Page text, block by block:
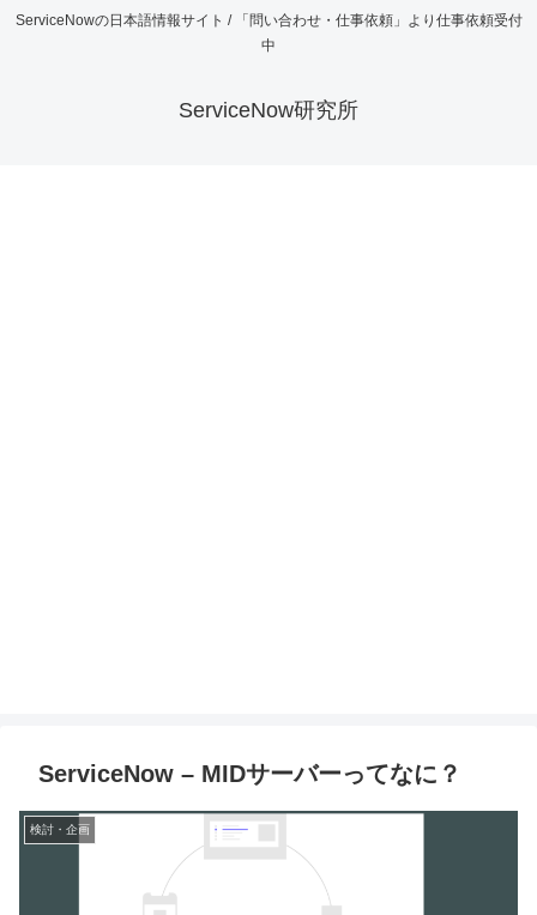
ServiceNowの日本語情報サイト / 「問い合わせ・仕事依頼」より仕事依頼受付
中
ServiceNow研究所
ServiceNow – MIDサーバーってなに？
検討・企画